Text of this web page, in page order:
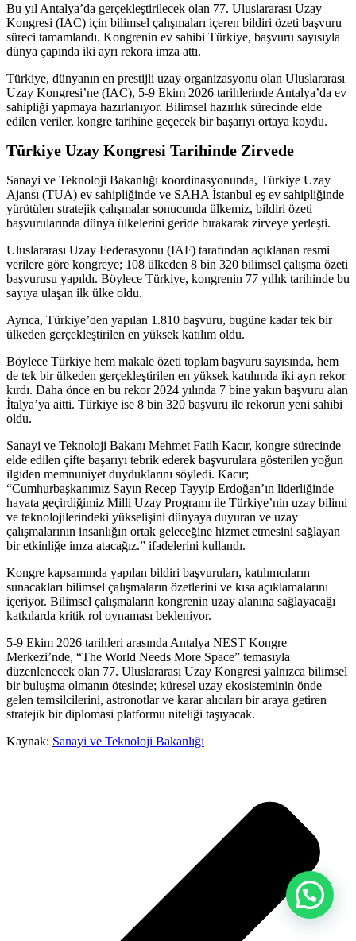
Bu yıl Antalya’da gerçekleştirilecek olan 77. Uluslararası Uzay
Kongresi (IAC) için bilimsel çalışmaları içeren bildiri özeti başvuru
süreci tamamlandı. Kongrenin ev sahibi Türkiye, başvuru sayısıyla
dünya çapında iki ayrı rekora imza attı.
Türkiye, dünyanın en prestijli uzay organizasyonu olan Uluslararası
Uzay Kongresi’ne (IAC), 5-9 Ekim 2026 tarihlerinde Antalya’da ev
sahipliği yapmaya hazırlanıyor. Bilimsel hazırlık sürecinde elde
edilen veriler, kongre tarihine geçecek bir başarıyı ortaya koydu.
Türkiye Uzay Kongresi Tarihinde Zirvede
Sanayi ve Teknoloji Bakanlığı koordinasyonunda, Türkiye Uzay
Ajansı (TUA) ev sahipliğinde ve SAHA İstanbul eş ev sahipliğinde
yürütülen stratejik çalışmalar sonucunda ülkemiz, bildiri özeti
başvurularında dünya ülkelerini geride bırakarak zirveye yerleşti.
Uluslararası Uzay Federasyonu (IAF) tarafından açıklanan resmi
verilere göre kongreye; 108 ülkeden 8 bin 320 bilimsel çalışma özeti
başvurusu yapıldı. Böylece Türkiye, kongrenin 77 yıllık tarihinde bu
sayıya ulaşan ilk ülke oldu.
Ayrıca, Türkiye’den yapılan 1.810 başvuru, bugüne kadar tek bir
ülkeden gerçekleştirilen en yüksek katılım oldu.
Böylece Türkiye hem makale özeti toplam başvuru sayısında, hem
de tek bir ülkeden gerçekleştirilen en yüksek katılımda iki ayrı rekor
kırdı. Daha önce en bu rekor 2024 yılında 7 bine yakın başvuru alan
İtalya’ya aitti. Türkiye ise 8 bin 320 başvuru ile rekorun yeni sahibi
oldu.
Sanayi ve Teknoloji Bakanı Mehmet Fatih Kacır, kongre sürecinde
elde edilen çifte başarıyı tebrik ederek başvurulara gösterilen yoğun
ilgiden memnuniyet duyduklarını söyledi. Kacır;
“Cumhurbaşkanımız Sayın Recep Tayyip Erdoğan’ın liderliğinde
hayata geçirdiğimiz Milli Uzay Programı ile Türkiye’nin uzay bilimi
ve teknolojilerindeki yükselişini dünyaya duyuran ve uzay
çalışmalarının insanlığın ortak geleceğine hizmet etmesini sağlayan
bir etkinliğe imza atacağız.” ifadelerini kullandı.
Kongre kapsamında yapılan bildiri başvuruları, katılımcıların
sunacakları bilimsel çalışmaların özetlerini ve kısa açıklamalarını
içeriyor. Bilimsel çalışmaların kongrenin uzay alanına sağlayacağı
katkılarda kritik rol oynaması bekleniyor.
5-9 Ekim 2026 tarihleri arasında Antalya NEST Kongre
Merkezi’nde, “The World Needs More Space” temasıyla
düzenlenecek olan 77. Uluslararası Uzay Kongresi yalnızca bilimsel
bir buluşma olmanın ötesinde; küresel uzay ekosisteminin önde
gelen temsilcilerini, astronotlar ve karar alıcıları bir araya getiren
stratejik bir diplomasi platformu niteliği taşıyacak.
Kaynak: Sanayi ve Teknoloji Bakanlığı